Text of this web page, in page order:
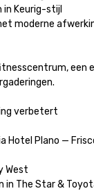
Keurig-stijl
moderne
een
verbetert
Hotel Plano —
West
in The Star &